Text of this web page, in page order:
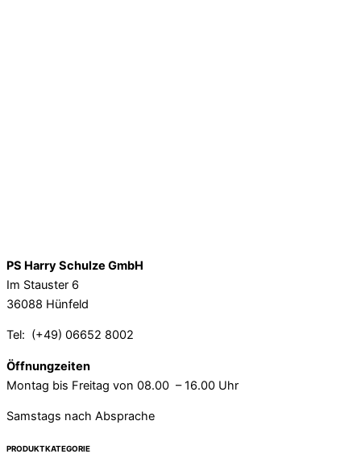
PS Harry Schulze GmbH
Im Stauster 6
36088 Hünfeld
Tel: (+49) 06652 8002
Öffnungzeiten
Montag bis Freitag von 08.00 – 16.00 Uhr
Samstags nach Absprache
PRODUKTKATEGORIE